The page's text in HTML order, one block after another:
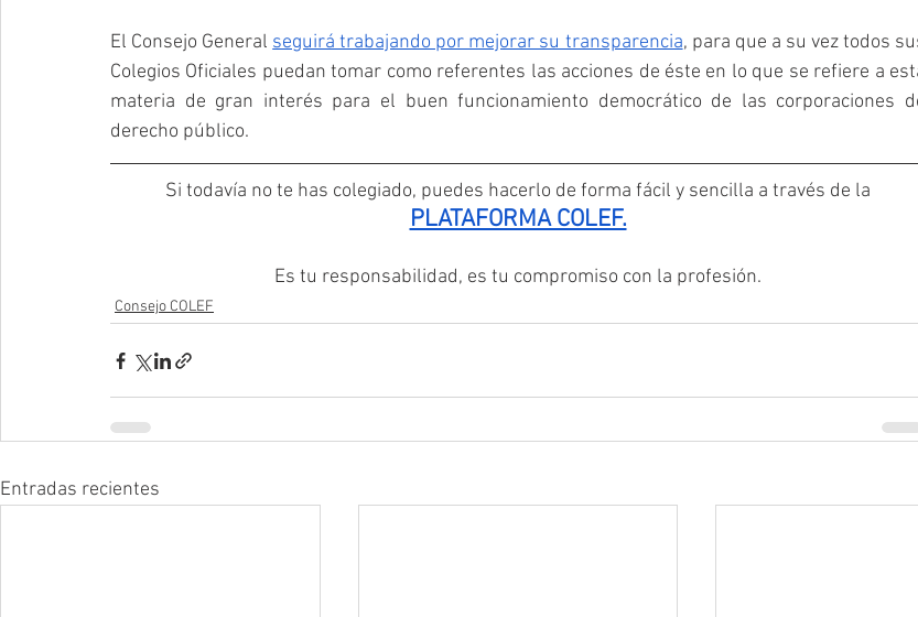
El Consejo General seguirá trabajando por mejorar su transparencia, para que a su vez todos
Colegios Oficiales puedan tomar como referentes las acciones de éste en lo que se refiere a
materia de gran interés para el buen funcionamiento democrático de las corporaciones
derecho público.
Si todavía no te has colegiado, puedes hacerlo de forma fácil y sencilla a través de la
PLATAFORMA COLEF.
Es tu responsabilidad, es tu compromiso con la profesión.
Consejo COLEF
Entradas recientes